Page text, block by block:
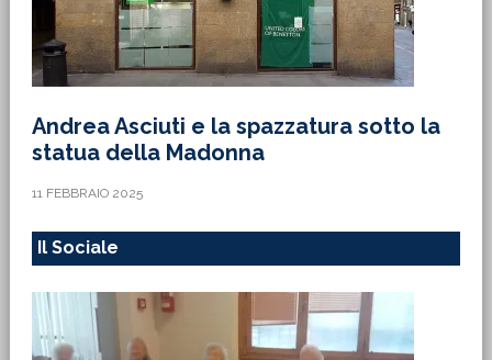
Andrea Asciuti e la spazzatura sotto la
statua della Madonna
11 FEBBRAIO 2025
Il Sociale